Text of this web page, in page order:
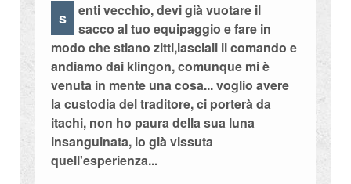
s
enti vecchio, devi già vuotare il
sacco al tuo equipaggio e fare in
modo che stiano zitti,lasciali il comando e
andiamo dai klingon, comunque mi è
venuta in mente una cosa... voglio avere
la custodia del traditore, ci porterà da
itachi, non ho paura della sua luna
insanguinata, lo già vissuta
quell'esperienza...